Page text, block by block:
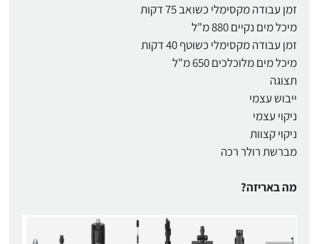
זמן עבודה מקסימלי כשואב 75 דקות
מיכל מים נקיים 880 מ"ל
זמן עבודה מקסימלי כשוטף 40 דקות
מיכל מים מלוכלכים 650 מ"ל
תצוגה
ייבוש עצמי
ניקוי עצמי
ניקוי קצוות
מברשת רולר רכה
מה באריזה?